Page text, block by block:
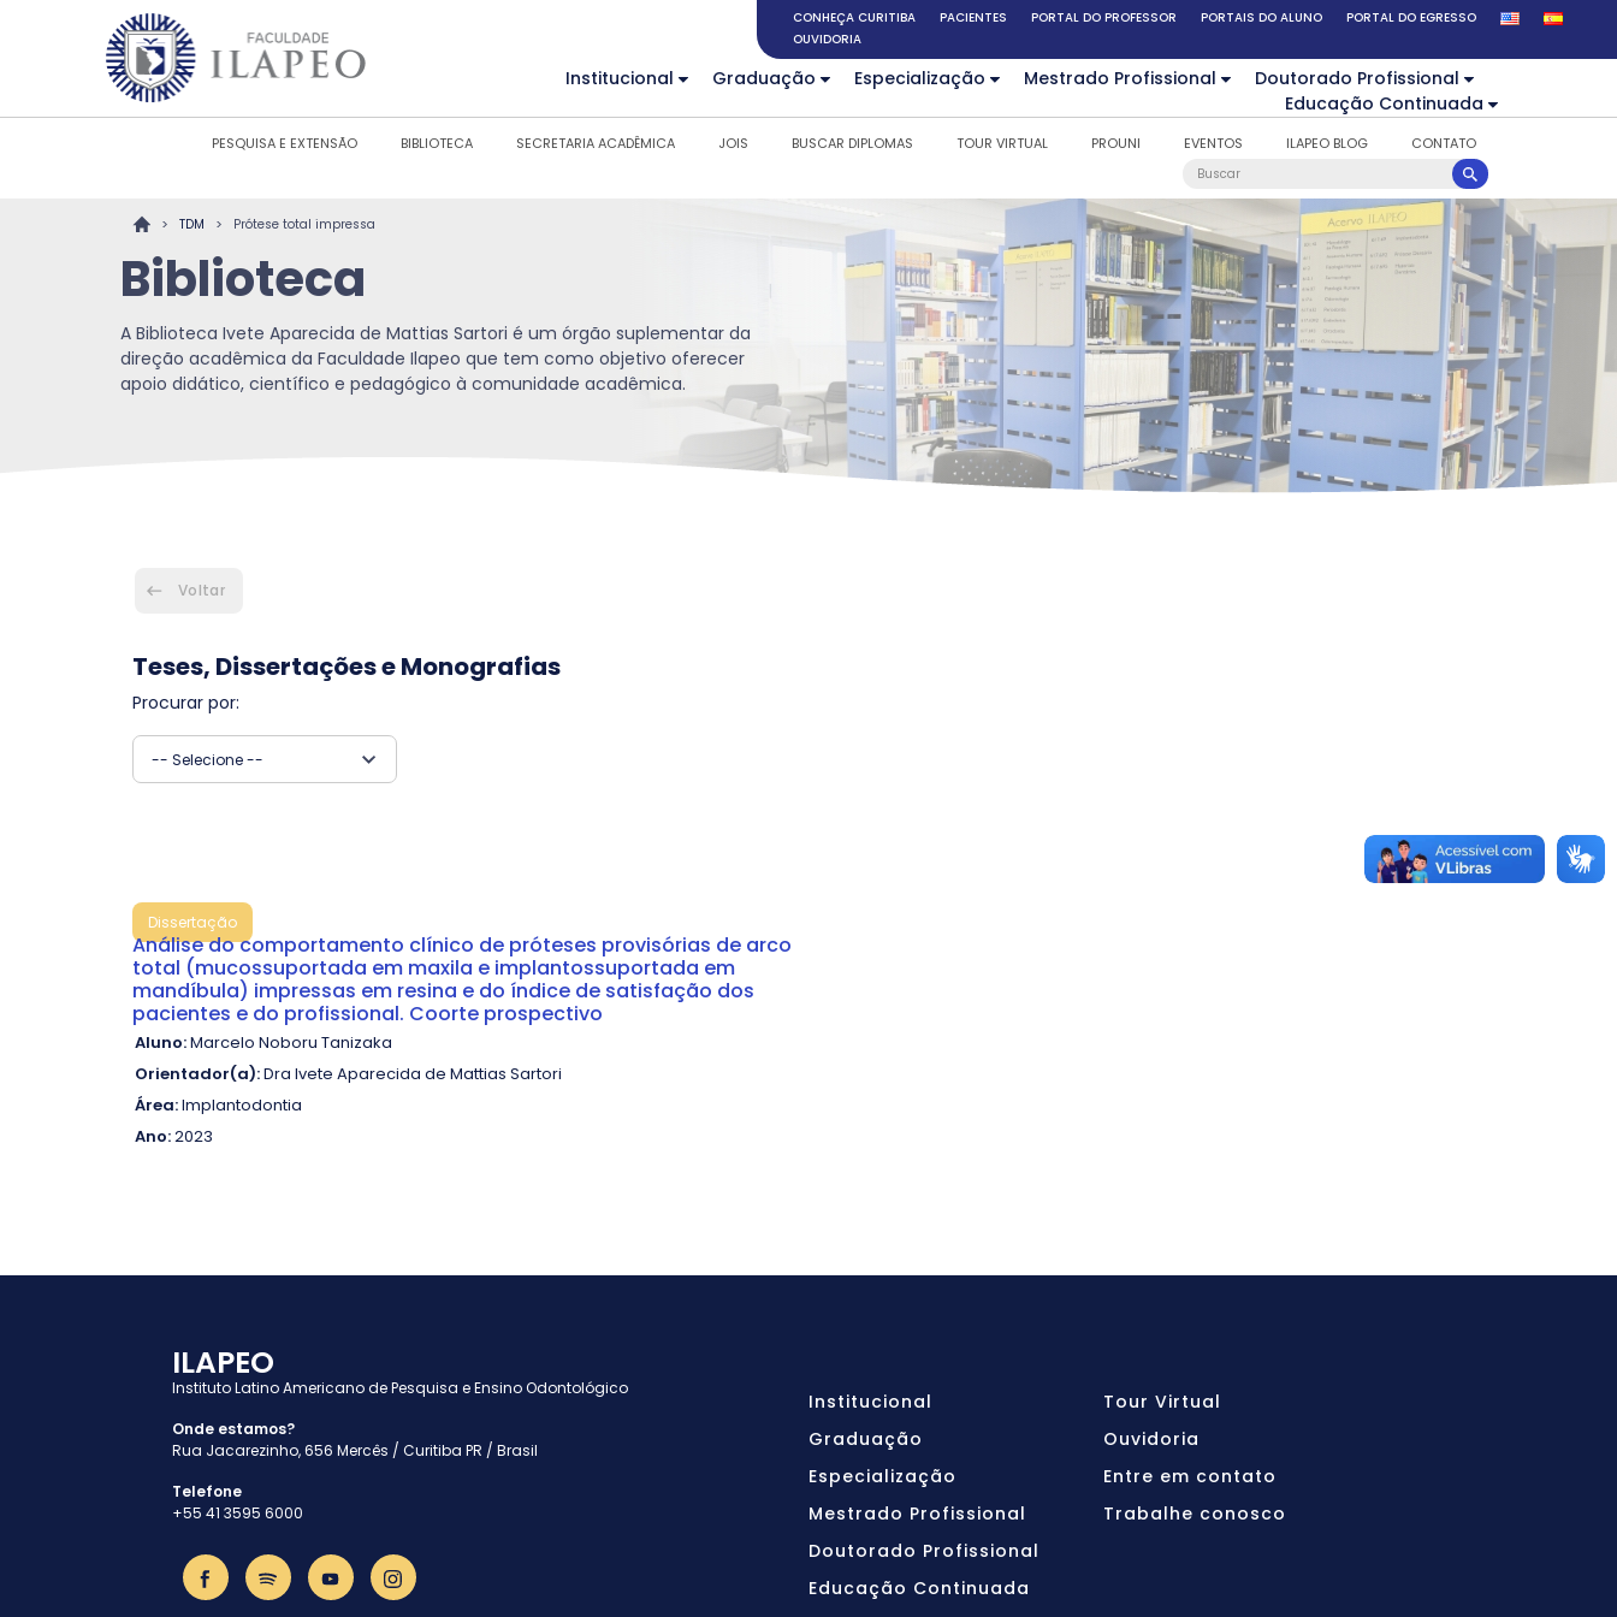
CONHEÇA CURITIBA PACIENTES PORTAL DO PROFESSOR PORTAIS DO ALUNO
PORTAL DO EGRESSO
OUVIDORIA
Institucional Graduação Especialização Mestrado Profissional
Doutorado Profissional
Educação Continuada
PESQUISA E EXTENSÃO BIBLIOTECA SECRETARIA ACADÊMICA JOIS BUSCAR DIPLOMAS TOUR VIRTUAL PROUNI EVENTOS ILAPEO BLOG CONTATO
> TDM > Prótese total impressa
Biblioteca
A Biblioteca Ivete Aparecida de Mattias Sartori é um órgão suplementar da
direção acadêmica da Faculdade Ilapeo que tem como objetivo oferecer
apoio didático, científico e pedagógico à comunidade acadêmica.
Voltar
Teses, Dissertações e Monografias
Procurar por:
-- Selecione --
Dissertação
Análise do comportamento clínico de próteses provisórias de arco
total (mucossuportada em maxila e implantossuportada em
mandíbula) impressas em resina e do índice de satisfação dos
pacientes e do profissional. Coorte prospectivo
Aluno:Marcelo Noboru Tanizaka
Orientador(a):Dra Ivete Aparecida de Mattias Sartori
Área:Implantodontia
Ano:2023
ILAPEO
Instituto Latino Americano de Pesquisa e Ensino Odontológico
Onde estamos?
Rua Jacarezinho, 656 Mercês / Curitiba PR / Brasil
Telefone
+55 41 3595 6000
Institucional
Graduação
Especialização
Mestrado Profissional
Doutorado Profissional
Educação Continuada
Tour Virtual
Ouvidoria
Entre em contato
Trabalhe conosco